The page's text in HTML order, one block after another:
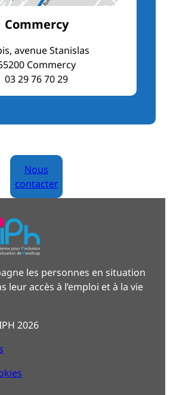
Commercy
avenue Stanislas
Commercy
03 29 76 70 29
Nous
contacter
les personnes en situation
leur accès à l’emploi et à la vie
2026